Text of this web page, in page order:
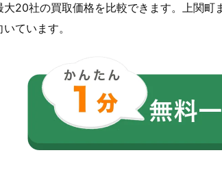
大20社の買取価格を比較できます。上関
ています。